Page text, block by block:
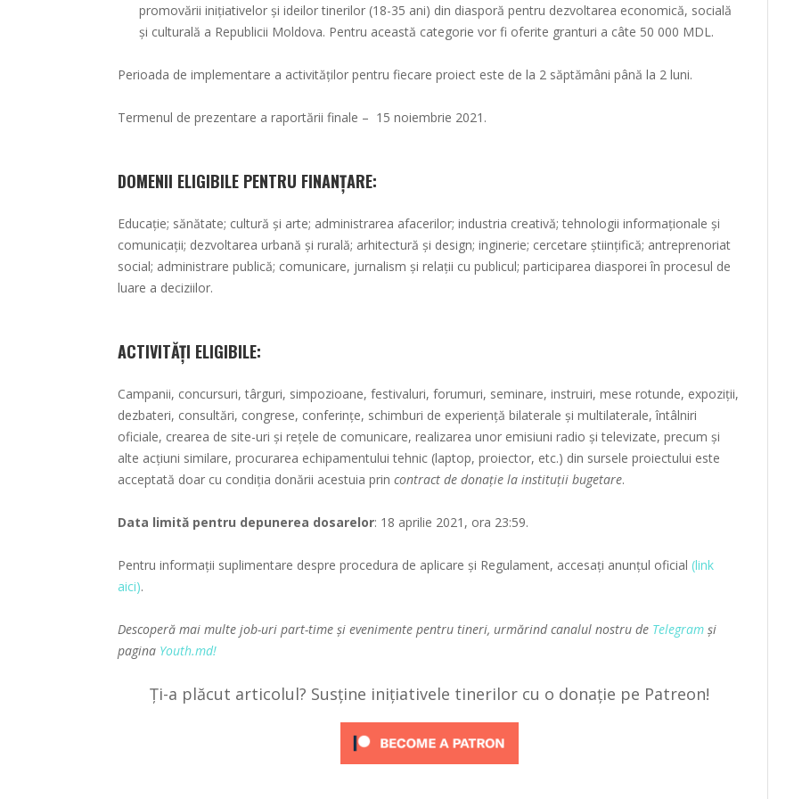
promovării inițiativelor și ideilor tinerilor (18-35 ani) din diasporă pentru dezvoltarea economică, socială
și culturală a Republicii Moldova. Pentru această categorie vor fi oferite granturi a câte 50 000 MDL.
Perioada de implementare a activităților pentru fiecare proiect este de la 2 săptămâni până la 2 luni.
Termenul de prezentare a raportării finale – 15 noiembrie 2021.
DOMENII ELIGIBILE PENTRU FINANȚARE:
Educație; sănătate; cultură și arte; administrarea afacerilor; industria creativă; tehnologii informaționale și
comunicații; dezvoltarea urbană și rurală; arhitectură și design; inginerie; cercetare științifică; antreprenoriat
social; administrare publică; comunicare, jurnalism și relații cu publicul; participarea diasporei în procesul de
luare a deciziilor.
ACTIVITĂȚI ELIGIBILE:
Campanii, concursuri, târguri, simpozioane, festivaluri, forumuri, seminare, instruiri, mese rotunde, expoziții,
dezbateri, consultări, congrese, conferințe, schimburi de experiență bilaterale şi multilaterale, întâlniri
oficiale, crearea de site-uri şi reţele de comunicare, realizarea unor emisiuni radio şi televizate, precum şi
alte acţiuni similare, procurarea echipamentului tehnic (laptop, proiector, etc.) din sursele proiectului este
acceptată doar cu condiția donării acestuia prin contract de donație la instituții bugetare.
Data limită pentru depunerea dosarelor: 18 aprilie 2021, ora 23:59.
Pentru informații suplimentare despre procedura de aplicare și Regulament, accesați anunțul oficial (link
aici).
Descoperă mai multe job-uri part-time și evenimente pentru tineri, urmărind canalul nostru de Telegram și
pagina Youth.md!
Ți-a plăcut articolul? Susține inițiativele tinerilor cu o donație pe Patreon!